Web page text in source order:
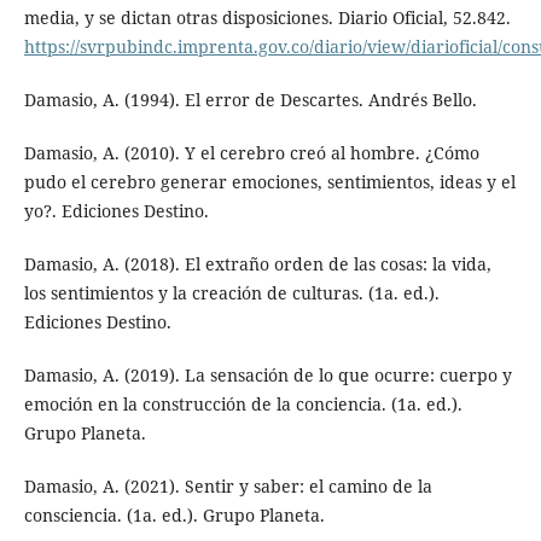
media, y se dictan otras disposiciones. Diario Oficial, 52.842.
https://svrpubindc.imprenta.gov.co/diario/view/diarioficial/
Damasio, A. (1994). El error de Descartes. Andrés Bello.
Damasio, A. (2010). Y el cerebro creó al hombre. ¿Cómo
pudo el cerebro generar emociones, sentimientos, ideas y el
yo?. Ediciones Destino.
Damasio, A. (2018). El extraño orden de las cosas: la vida,
los sentimientos y la creación de culturas. (1a. ed.).
Ediciones Destino.
Damasio, A. (2019). La sensación de lo que ocurre: cuerpo y
emoción en la construcción de la conciencia. (1a. ed.).
Grupo Planeta.
Damasio, A. (2021). Sentir y saber: el camino de la
consciencia. (1a. ed.). Grupo Planeta.